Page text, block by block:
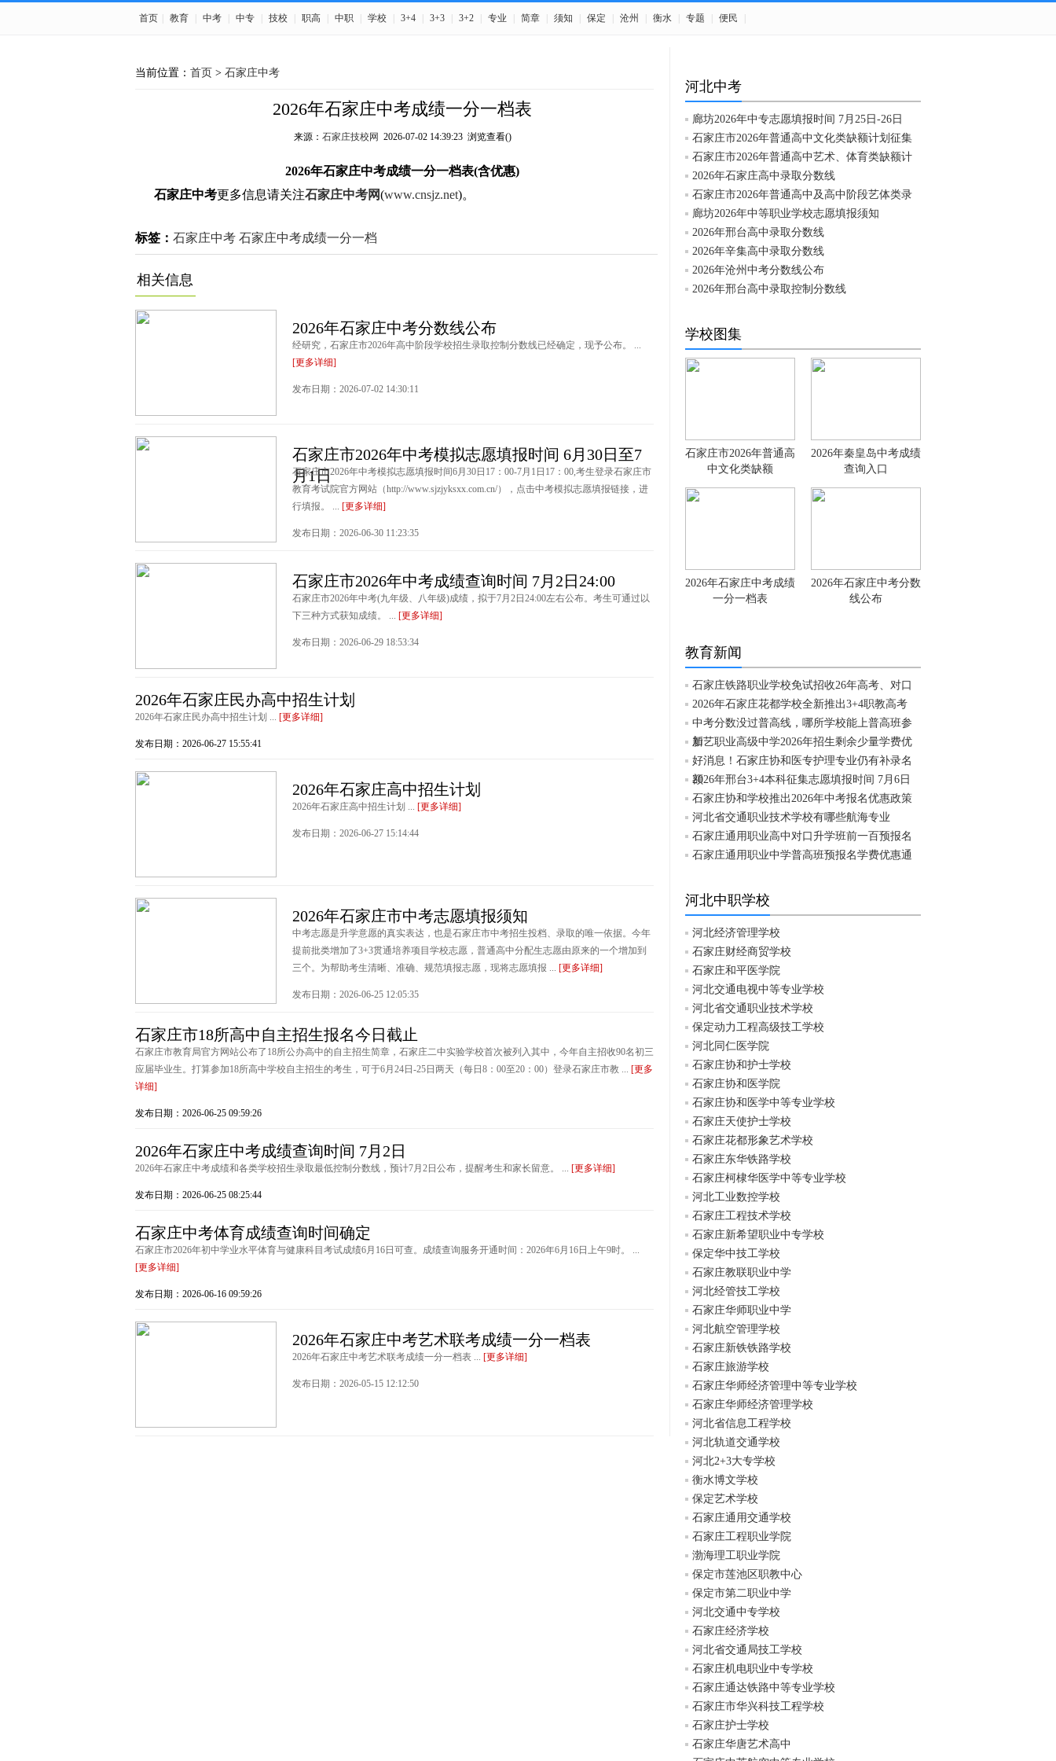
首页 教育 中考 中专 技校 职高 中职 学校 3+4 3+3 3+2 专业 简章 须知 保定 沧州 衡水 专题 便民
当前位置： 首页 > 石家庄中考
2026年石家庄中考成绩一分一档表
来源： 石家庄技校网 2026-07-02 14:39:23 浏览查看()
2026年石家庄中考成绩一分一档表(含优惠)
石家庄中考更多信息请关注石家庄中考网(www.cnsjz.net)。
标签： 石家庄中考 石家庄中考成绩一分一档
相关信息
2026年石家庄中考分数线公布
经研究，石家庄市2026年高中阶段学校招生录取控制分数线已经确定，现予公布。 ...
[更多详细]
发布日期：2026-07-02 14:30:11
石家庄市2026年中考模拟志愿填报时间 6月30日至7
月1日
石家庄市2026年中考模拟志愿填报时间6月30日17：00-7月1日17：00,考生登录石家庄市
教育考试院官方网站（http://www.sjzjyksxx.com.cn/），点击中考模拟志愿填报链接，进
行填报。 ... [更多详细]
发布日期：2026-06-30 11:23:35
石家庄市2026年中考成绩查询时间 7月2日24:00
石家庄市2026年中考(九年级、八年级)成绩，拟于7月2日24:00左右公布。考生可通过以
下三种方式获知成绩。 ... [更多详细]
发布日期：2026-06-29 18:53:34
2026年石家庄民办高中招生计划
2026年石家庄民办高中招生计划 ... [更多详细]
发布日期：2026-06-27 15:55:41
2026年石家庄高中招生计划
2026年石家庄高中招生计划 ... [更多详细]
发布日期：2026-06-27 15:14:44
2026年石家庄市中考志愿填报须知
中考志愿是升学意愿的真实表达，也是石家庄市中考招生投档、录取的唯一依据。今年
提前批类增加了3+3贯通培养项目学校志愿，普通高中分配生志愿由原来的一个增加到
三个。为帮助考生清晰、准确、规范填报志愿，现将志愿填报 ... [更多详细]
发布日期：2026-06-25 12:05:35
石家庄市18所高中自主招生报名今日截止
石家庄市教育局官方网站公布了18所公办高中的自主招生简章，石家庄二中实验学校首次被列入其中，今年自主招收90名初三
应届毕业生。打算参加18所高中学校自主招生的考生，可于6月24日-25日两天（每日8：00至20：00）登录石家庄市教 ... [更多
详细]
发布日期：2026-06-25 09:59:26
2026年石家庄中考成绩查询时间 7月2日
2026年石家庄中考成绩和各类学校招生录取最低控制分数线，预计7月2日公布，提醒考生和家长留意。 ... [更多详细]
发布日期：2026-06-25 08:25:44
石家庄中考体育成绩查询时间确定
石家庄市2026年初中学业水平体育与健康科目考试成绩6月16日可查。成绩查询服务开通时间：2026年6月16日上午9时。 ...
[更多详细]
发布日期：2026-06-16 09:59:26
2026年石家庄中考艺术联考成绩一分一档表
2026年石家庄中考艺术联考成绩一分一档表 ... [更多详细]
发布日期：2026-05-15 12:12:50
河北中考
廊坊2026年中专志愿填报时间 7月25日-26日
石家庄市2026年普通高中文化类缺额计划征集
石家庄市2026年普通高中艺术、体育类缺额计
2026年石家庄高中录取分数线
石家庄市2026年普通高中及高中阶段艺体类录
廊坊2026年中等职业学校志愿填报须知
2026年邢台高中录取分数线
2026年辛集高中录取分数线
2026年沧州中考分数线公布
2026年邢台高中录取控制分数线
学校图集
石家庄市2026年普通高
中文化类缺额
2026年秦皇岛中考成绩
查询入口
2026年石家庄中考成绩
一分一档表
2026年石家庄中考分数
线公布
教育新闻
石家庄铁路职业学校免试招收26年高考、对口
2026年石家庄花都学校全新推出3+4职教高考
中考分数没过普高线，哪所学校能上普高班参
加
新艺职业高级中学2026年招生剩余少量学费优
好消息！石家庄协和医专护理专业仍有补录名
额
2026年邢台3+4本科征集志愿填报时间 7月6日
石家庄协和学校推出2026年中考报名优惠政策
河北省交通职业技术学校有哪些航海专业
石家庄通用职业高中对口升学班前一百预报名
石家庄通用职业中学普高班预报名学费优惠通
河北中职学校
河北经济管理学校
石家庄财经商贸学校
石家庄和平医学院
河北交通电视中等专业学校
河北省交通职业技术学校
保定动力工程高级技工学校
河北同仁医学院
石家庄协和护士学校
石家庄协和医学院
石家庄协和医学中等专业学校
石家庄天使护士学校
石家庄花都形象艺术学校
石家庄东华铁路学校
石家庄柯棣华医学中等专业学校
河北工业数控学校
石家庄工程技术学校
石家庄新希望职业中专学校
保定华中技工学校
石家庄教联职业中学
河北经管技工学校
石家庄华师职业中学
河北航空管理学校
石家庄新铁铁路学校
石家庄旅游学校
石家庄华师经济管理中等专业学校
石家庄华师经济管理学校
河北省信息工程学校
河北轨道交通学校
河北2+3大专学校
衡水博文学校
保定艺术学校
石家庄通用交通学校
石家庄工程职业学院
渤海理工职业学院
保定市莲池区职教中心
保定市第二职业中学
河北交通中专学校
石家庄经济学校
河北省交通局技工学校
石家庄机电职业中专学校
石家庄通达铁路中等专业学校
石家庄市华兴科技工程学校
石家庄护士学校
石家庄华唐艺术高中